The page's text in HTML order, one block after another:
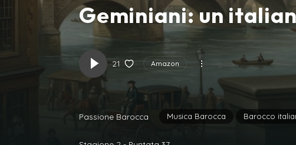
Geminiani: un
21 Amazon
Passione Barocca Musica Barocca Barocco